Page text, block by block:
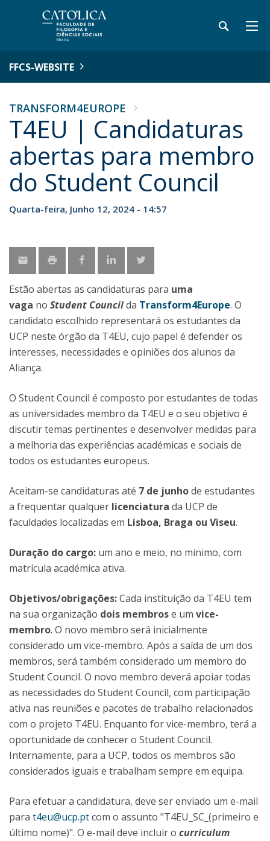
FFCS-WEBSITE
TRANSFORM4EUROPE
T4EU | Candidaturas
abertas para membro
do Student Council
Quarta-feira, Junho 12, 2024 - 14:57
Estão abertas as candidaturas para uma
vaga no Student Councilda Transform4Europe. O
candidato escolhido representará os estudantes da
UCP neste órgão da T4EU, cujo papel é defender os
interesses, necessidades e opiniões dos alunos da
Aliança.
O Student Council é composto por estudantes de todas
as universidades membro da T4EU e o seu objetivo é
discutir temas pertinentes e desenvolver medidas para
a melhoria das experiências académicas e sociais de
todos os estudantes europeus.
Aceitam-se candidaturas até 7 de junhode estudantes
a frequentar qualquer licenciatura da UCP de
faculdades localizadas em Lisboa, Braga ou Viseu.
Duração do cargo: um ano e meio, no mínimo, com
matrícula académica ativa.
Objetivos/obrigações:Cada instituição da T4EU tem
na sua organização dois membrose um vice-
membro. O novo membro será inicialmente
considerado um vice-membro. Após a saída de um dos
membros, será também considerado um membro do
Student Council. O novo membro deverá apoiar todas
as necessidades do Student Council, com participação
ativa nas reuniões e pacotes de trabalho relacionados
com o projeto T4EU. Enquanto for vice-membro, terá a
oportunidade de conhecer o Student Council.
Internamente, para a UCP, todos os membros são
considerados iguais e trabalham sempre em equipa.
Para efetuar a candidatura, deve ser enviado um e-mail
para t4eu@ucp.ptcom o assunto "T4EU_SC_(primeiro e
último nome)". O e-mail deve incluir o curriculum